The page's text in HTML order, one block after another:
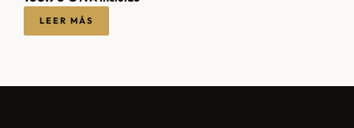
LEER MÁS